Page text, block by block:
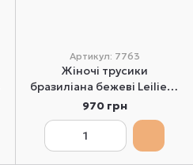
Артикул: 7763
Жіночі трусики
бразиліана бежеві Leilieve
7763 XS
970 грн